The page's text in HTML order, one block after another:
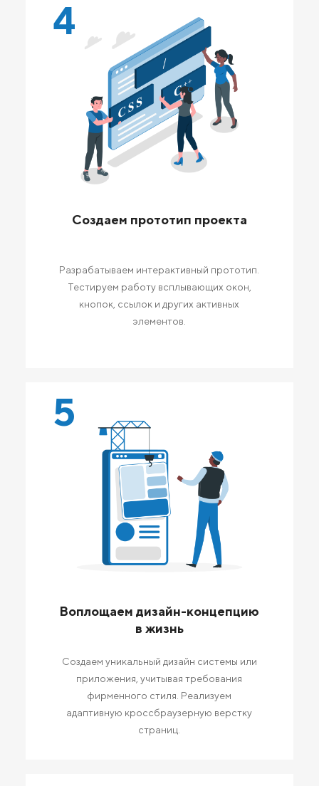
4
Создаем прототип проекта
Разрабатываем интерактивный прототип.
Тестируем работу всплывающих окон,
кнопок, ссылок и других активных
элементов.
5
Воплощаем дизайн-концепцию
в жизнь
Создаем уникальный дизайн системы или
приложения, учитывая требования
фирменного стиля. Реализуем
адаптивную кроссбраузерную верстку
страниц.